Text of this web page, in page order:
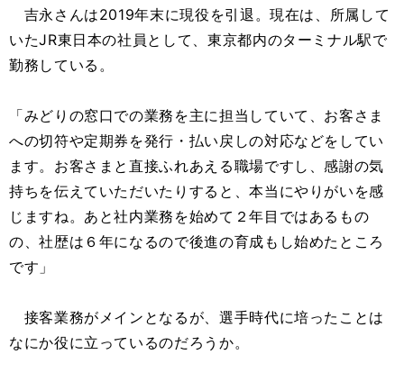
吉永さんは2019年末に現役を引退。現在は、所属して
いたJR東日本の社員として、東京都内のターミナル駅で
勤務している。
「みどりの窓口での業務を主に担当していて、お客さま
への切符や定期券を発行・払い戻しの対応などをしてい
ます。お客さまと直接ふれあえる職場ですし、感謝の気
持ちを伝えていただいたりすると、本当にやりがいを感
じますね。あと社内業務を始めて２年目ではあるもの
の、社歴は６年になるので後進の育成もし始めたところ
です」
接客業務がメインとなるが、選手時代に培ったことは
なにか役に立っているのだろうか。